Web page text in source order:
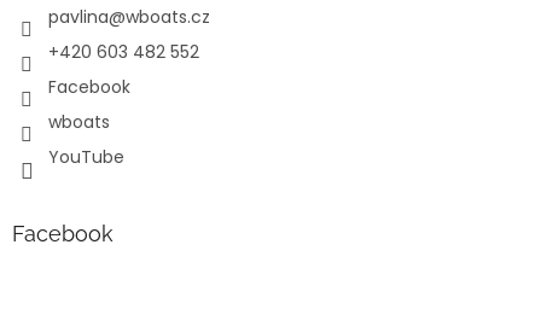
pavlina@wboats.cz
+420 603 482 552
Facebook
wboats
YouTube
Facebook